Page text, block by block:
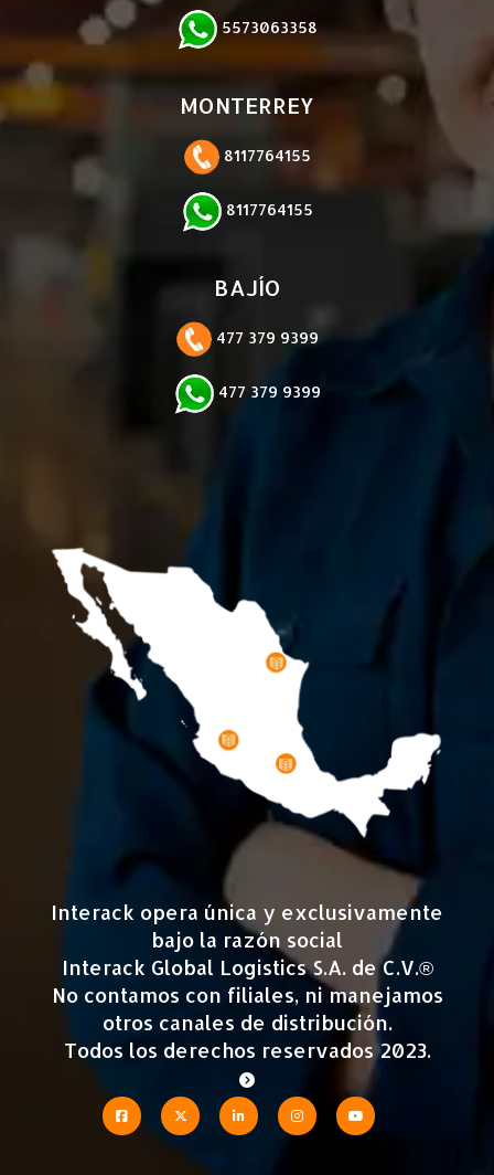
5573063358
MONTERREY
8117764155
8117764155
BAJÍO
477 379 9399
477 379 9399
Interack opera única y exclusivamente
bajo la razón social
Interack Global Logistics S.A. de C.V.®
No contamos con filiales, ni manejamos
otros canales de distribución.
Todos los derechos reservados 2023.